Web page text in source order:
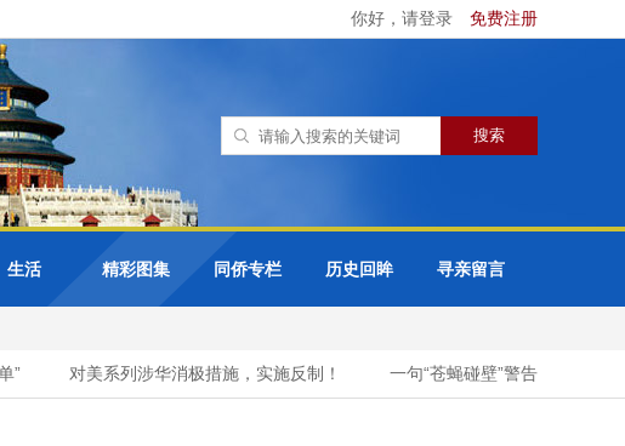
你好，请登录 免费注册
生活 精彩图集 同侨专栏 历史回眸 寻亲留言
对美系列涉华消极措施，实施反制！ 一句“苍蝇碰壁”警告菲律宾，中